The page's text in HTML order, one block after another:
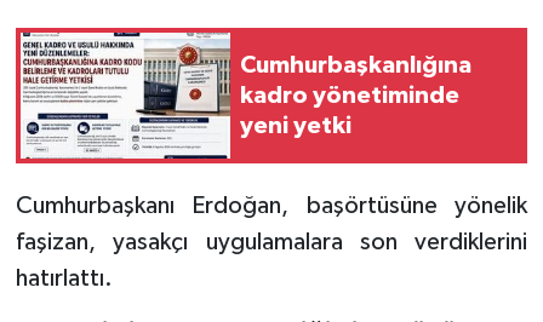
Cumhurbaşkanlığına
kadro yönetiminde
yeni yetki
Cumhurbaşkanı Erdoğan, başörtüsüne yönelik
faşizan, yasakçı uygulamalara son verdiklerini
hatırlattı.